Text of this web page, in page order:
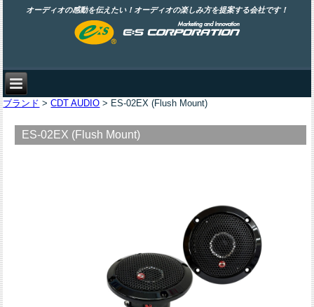
オーディオの感動を伝えたい！オーディオの楽しみ方を提案する会社です！
ブランド >CDT AUDIO > ES-02EX (Flush Mount)
ES-02EX (Flush Mount)